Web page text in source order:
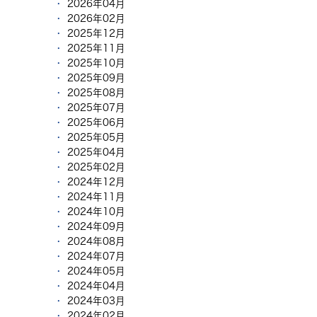
2026年04月
2026年02月
2025年12月
2025年11月
2025年10月
2025年09月
2025年08月
2025年07月
2025年06月
2025年05月
2025年04月
2025年02月
2024年12月
2024年11月
2024年10月
2024年09月
2024年08月
2024年07月
2024年05月
2024年04月
2024年03月